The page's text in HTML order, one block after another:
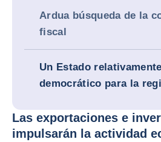
Ardua búsqueda de la
fiscal
Un Estado
democrático para la
Las exportaciones e
impulsarán la actividad